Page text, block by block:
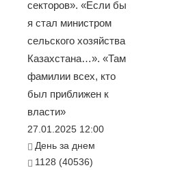
секторов». «Если бы
я стал министром
сельского хозяйства
Казахстана…». «Там
фамилии всех, кто
был приближен к
власти»
27.01.2025 12:00
День за днем
1128 (40536)